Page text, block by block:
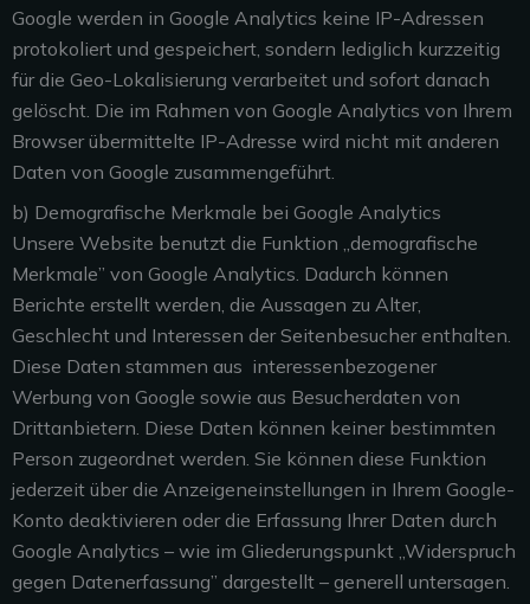
Google werden in Google Analytics keine IP-Adressen
protokoliert und gespeichert, sondern lediglich kurzzeitig
für die Geo-Lokalisierung verarbeitet und sofort danach
gelöscht. Die im Rahmen von Google Analytics von Ihrem
Browser übermittelte IP-Adresse wird nicht mit anderen
Daten von Google zusammengeführt.
b) Demografische Merkmale bei Google Analytics
Unsere Website benutzt die Funktion „demografische
Merkmale” von Google Analytics. Dadurch können
Berichte erstellt werden, die Aussagen zu Alter,
Geschlecht und Interessen der Seitenbesucher enthalten.
Diese Daten stammen aus interessenbezogener
Werbung von Google sowie aus Besucherdaten von
Drittanbietern. Diese Daten können keiner bestimmten
Person zugeordnet werden. Sie können diese Funktion
jederzeit über die Anzeigeneinstellungen in Ihrem Google-
Konto deaktivieren oder die Erfassung Ihrer Daten durch
Google Analytics – wie im Gliederungspunkt „Widerspruch
gegen Datenerfassung” dargestellt – generell untersagen.